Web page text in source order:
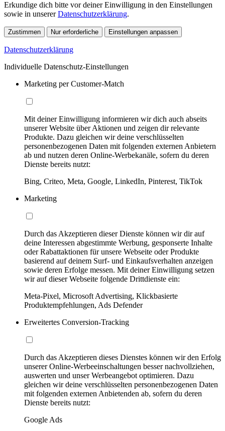
Erkundige dich bitte vor deiner Einwilligung in den Einstellungen
sowie in unsererDatenschutzerklärung.
Zustimmen Nur erforderliche Einstellungen anpassen
Datenschutzerklärung
Individuelle Datenschutz-Einstellungen
Marketing per Customer-Match
Mit deiner Einwilligung informieren wir dich auch abseits
unserer Website über Aktionen und zeigen dir relevante
Produkte. Dazu gleichen wir deine verschlüsselten
personenbezogenen Daten mit folgenden externen Anbietern
ab und nutzen deren Online-Werbekanäle, sofern du deren
Dienste bereits nutzt:
Bing, Criteo, Meta, Google, LinkedIn, Pinterest, TikTok
Marketing
Durch das Akzeptieren dieser Dienste können wir dir auf
deine Interessen abgestimmte Werbung, gesponserte Inhalte
oder Rabattaktionen für unsere Webseite oder Produkte
basierend auf deinem Surf- und Einkaufsverhalten anzeigen
sowie deren Erfolge messen. Mit deiner Einwilligung setzen
wir auf dieser Webseite folgende Drittdienste ein:
Meta-Pixel, Microsoft Advertising, Klickbasierte
Produktempfehlungen, Ads Defender
Erweitertes Conversion-Tracking
Durch das Akzeptieren dieses Dienstes können wir den Erfolg
unserer Online-Werbeeinschaltungen besser nachvollziehen,
auswerten und unser Werbeangebot optimieren. Dazu
gleichen wir deine verschlüsselten personenbezogenen Daten
mit folgenden externen Anbietenden ab, sofern du deren
Dienste bereits nutzt:
Google Ads